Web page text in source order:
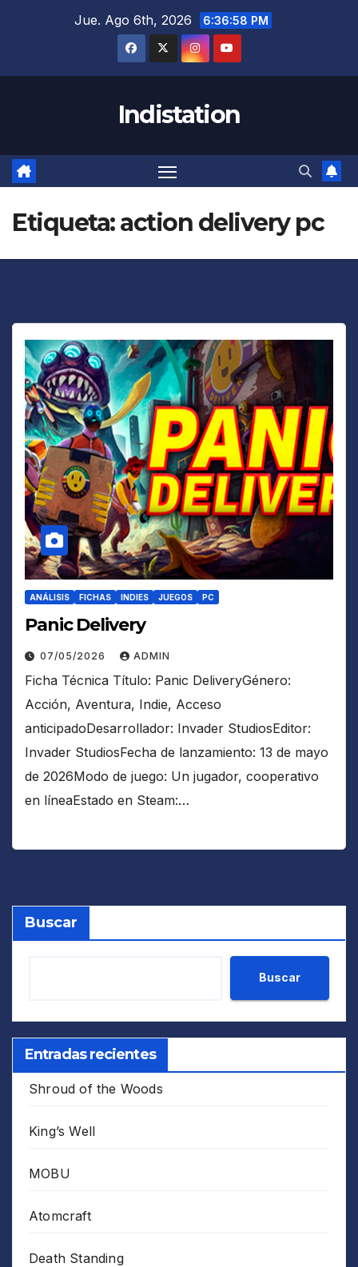
Jue. Ago 6th, 2026 6:36:58 PM
Indistation
Etiqueta:action delivery pc
ANÁLISIS FICHAS INDIES JUEGOS PC
Panic Delivery
07/05/2026 ADMIN
Ficha Técnica Título: Panic DeliveryGénero:
Acción, Aventura, Indie, Acceso
anticipadoDesarrollador: Invader StudiosEditor:
Invader StudiosFecha de lanzamiento: 13 de mayo
de 2026Modo de juego: Un jugador, cooperativo
en líneaEstado en Steam:…
Buscar
Buscar
Entradas recientes
Shroud of the Woods
King’s Well
MOBU
Atomcraft
Death Standing